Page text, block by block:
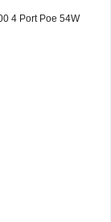
4 Port Poe 54W